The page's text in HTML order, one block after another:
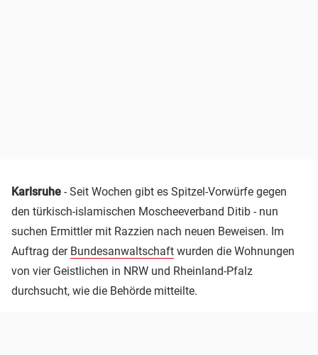
Karlsruhe - Seit Wochen gibt es Spitzel-Vorwürfe gegen
den türkisch-islamischen Moscheeverband Ditib - nun
suchen Ermittler mit Razzien nach neuen Beweisen. Im
Auftrag der Bundesanwaltschaft wurden die Wohnungen
von vier Geistlichen in NRW und Rheinland-Pfalz
durchsucht, wie die Behörde mitteilte.